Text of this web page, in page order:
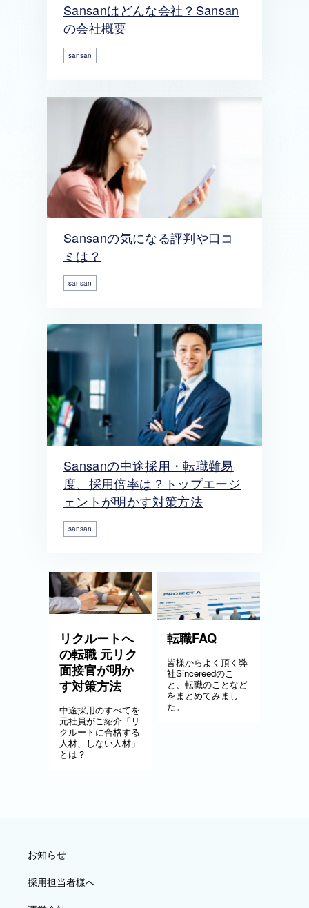
Sansanはどんな会社？Sansan
の会社概要
sansan
Sansanの気になる評判や口コ
ミは？
sansan
Sansanの中途採用・転職難易
度、採用倍率は？トップエージ
ェントが明かす対策方法
sansan
リクルートへ
の転職 元リク
面接官が明か
す対策方法
中途採用のすべてを
元社員がご紹介「リ
クルートに合格する
人材、しない人材」
とは？
転職FAQ
皆様からよく頂く弊
社Sincereedのこ
と、転職のことなど
をまとめてみまし
た。
お知らせ
採用担当者様へ